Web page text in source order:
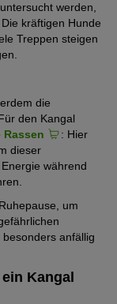
untersucht werden,
kräftigen Hunde
Treppen steigen
die
den Kangal
: Hier
dieser
während
um
anfällig
Kangal